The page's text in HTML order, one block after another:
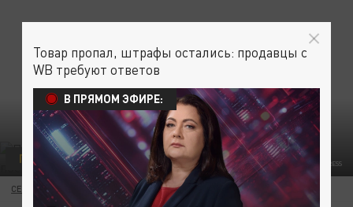
MAKSIM KONSTANTINOV/GLOBAL LOOK PRESS
ПРОИСШЕСТВИЯ
СЕРГЕЙ СТОЛБОВ 20 ИЮЛЯ 20:42
Товар пропал, штрафы остались: продавцы с
WB требуют ответов
В ПРЯМОМ ЭФИРЕ: